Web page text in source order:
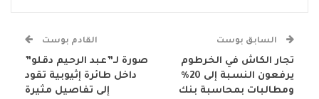
السابق بوست
تجار الكاش في الخرطوم
يرفعون النسبة إلى 20%
ومطالبات بمحاسبة بنك
القادم بوست
صورة لـ”عبد الرحيم دقلو”
داخل طائرة إثيوبية تقود
إلى تفاصيل مثيرة